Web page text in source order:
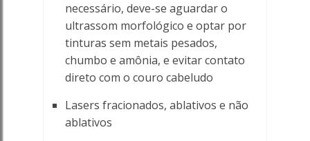
necessário, deve-se aguardar o
ultrassom morfológico e optar por
tinturas sem metais pesados,
chumbo e amônia, e evitar contato
direto com o couro cabeludo
Lasers fracionados, ablativos e não
ablativos